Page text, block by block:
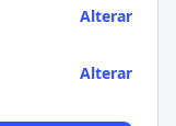
Alterar
Alterar